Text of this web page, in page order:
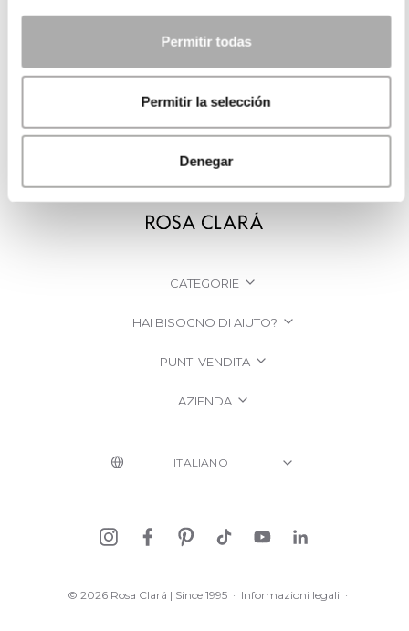
Permitir todas
Permitir la selección
Denegar
CATEGORIE
HAI BISOGNO DI AIUTO?
PUNTI VENDITA
AZIENDA
© 2026 Rosa Clará | Since 1995 · Informazioni legali ·